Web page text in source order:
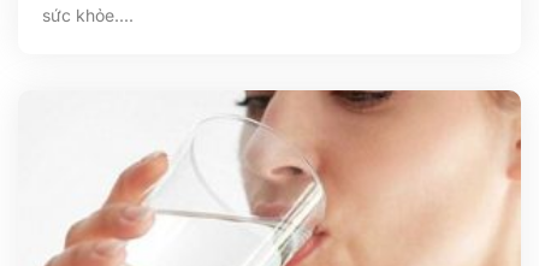
sức khỏe....